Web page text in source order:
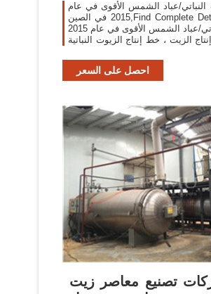
النباتي/عباد الشمس الأقوى في عام
2015 في الصين,Find Complete Details about خط
إنتاج الزيت النباتي/عباد الشمس الأقوى في عام 2015
الزيت ، خط إنتاج الزيوت النباتية
Supplier
احصل على السعر
تصنيع معاصر زيت